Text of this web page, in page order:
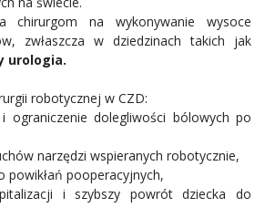
chirurgom na wykonywanie wysoce
zwłaszcza w dziedzinach takich jak
urologia.
robotycznej w CZD:
ograniczenie dolegliwości bólowych po
narzędzi wspieranych robotycznie,
powikłań pooperacyjnych,
i szybszy powrót dziecka do